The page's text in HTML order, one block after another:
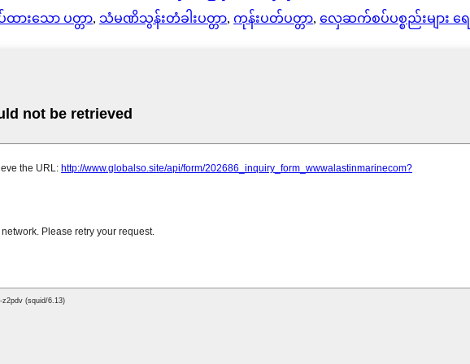
ားသော ပတ္တာ, သံမဏိသွန်းတံခါးပတ္တာ, ကုန်းပတ်ပတ္တာ, လှေဆက်စပ်ပစ္စည်းများ ရေ